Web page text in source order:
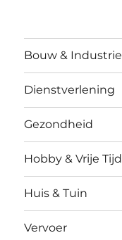
Bouw & Industrie
Dienstverlening
Gezondheid
Hobby & Vrije Tijd
Huis & Tuin
Vervoer